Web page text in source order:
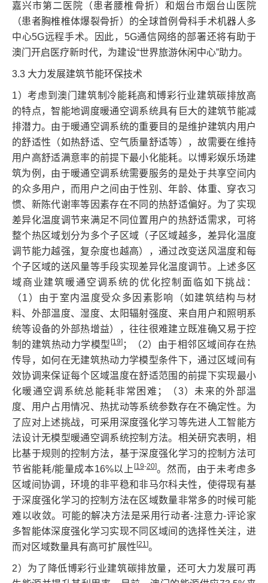
嘉兴市第二医院（患者腰椎骨折）和烟台市烟台山医院
（患者胸椎椎体爆裂骨折）的全球首例骨科手术机器人多
中心5G远程手术。因此，5G通信网络的部署还将有助于
澳门开启医疗新时代，为建设“世界旅游休闲中心”助力。
3.3 大力发展建筑节能环保技术
1）考虑到澳门建筑制冷能耗高和博彩行业建筑碳排放高
的特点，智能地调度暖通空调系统具有巨大的建筑节能减
排潜力。由于暖通空调系统的重要目的是维护建筑内用户
的舒适性（如热舒适、空气质量舒适等），故需要在维持
用户高舒适满意率的前提下最小化能耗。以博彩娱乐场建
筑为例，由于暖通空调系统需要服务的是处于共享空间内
的众多用户，而用户之间由于性别、年龄、体重、穿衣习
惯、新陈代谢率等因素存在不同的热舒适偏好。为了实现
差异化温度调节来满足不同位置用户的热舒适需求，可将
整个热区域划分为多个子区域（子区域越多，差异化温度
调节能力越强，复杂度也越高），通过改变送风温度和每
个子区域的送风量等手段实现差异化温度调节。上述多区
域商业建筑暖通空调系统的优化控制面临如下挑战：
（1）由于室内温度受众多因素影响（如建筑结构与材
料、外部温度、湿度、太阳辐射强度、来自用户和照明系
统等设备的外部热增益），往往很难建立既准确又易于控
制的建筑热动力学模型 [19]；（2）由于相邻区域间存在热
传导，如何在无建筑热动力学模型条件下，通过区域间有
效协调来保证每个区域温度在舒适范围的前提下实现最小
化暖通空调系统总能耗非常困难；（3）未来的外部温
度、用户占用情况、热扰动等系统参数存在不确定性。为
了应对上述挑战，可采用深度强化学习等先进人工智能方
法设计无模型暖通空调系统控制方法。相关研究表明，相
比基于规则的控制方法，基于深度强化学习的控制方法可
节省能耗/能量成本16%以上 [19-20]。然而，由于未考虑多
区域间协调，环境的非平稳和非马尔科夫性，使得现有基
于深度强化学习的控制方法在区域数量非常多的时候可能
难以收敛。可能的解决方法是采用行动者-注意力-评论家
多智能体深度强化学习实现不同区域间的选择性关注，进
而对区域数量具有高可扩展性 [21]。
2）为了降低博彩行业建筑碳排放量，还可大力发展可再